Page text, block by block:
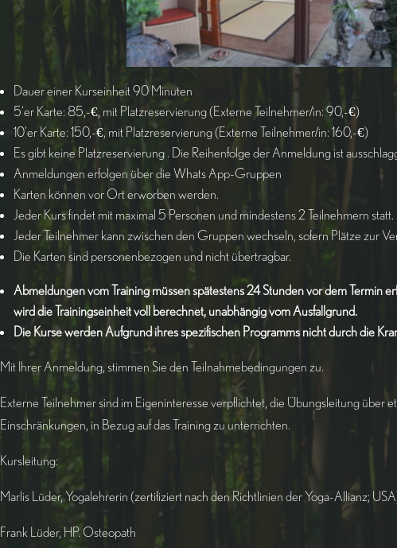
Dauer einer Kurseinheit 90 Minuten
5’er Karte: 85,-€, mit Platzreservierung (Externe Teilnehmer/in: 90,-€)
10’er Karte: 150,-€, mit Platzreservierung (Externe Teilnehmer/in: 160,-€)
Es gibt keine Platzreservierung . Die Reihenfolge der Anmeldung ist
Anmeldungen erfolgen über die Whats App-Gruppen
Karten können vor Ort erworben werden.
Jeder Kurs findet mit maximal 5 Personen und mindestens 2 Teilnehmern statt.
Jeder Teilnehmer kann zwischen den Gruppen wechseln, sofern Plätze zur
Die Karten sind personenbezogen und nicht übertragbar.
Abmeldungen vom Training müssen spätestens 24 Stunden vor dem Termin
wird die Trainingseinheit voll berechnet, unabhängig vom Ausfallgrund.
Die Kurse werden Aufgrund ihres spezifischen Programms nicht durch die
Mit Ihrer Anmeldung, stimmen Sie den Teilnahmebedingungen zu.
Externe Teilnehmer sind im Eigeninteresse verpflichtet, die Übungsleitung über
Einschränkungen, in Bezug auf das Training zu unterrichten.
Kursleitung:
Marlis Lüder, Yogalehrerin (zertifiziert nach den Richtlinien der Yoga-Allianz;
Frank Lüder, HP. Osteopath